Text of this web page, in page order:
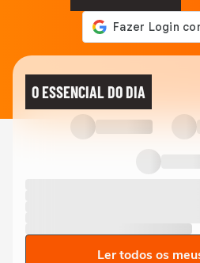
O ESSENCIAL DO DIA
Ler todos os